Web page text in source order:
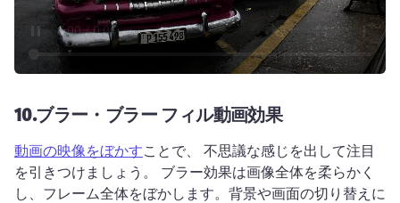
10.ブラー・ブラー フィル動画効果
動画の映像をぼかすことで、 不思議な感じを出して注目
を引きつけましょう。 ブラー効果は画像全体を柔らかく
し、フレーム全体をぼかします。 背景や画面の切り替えに